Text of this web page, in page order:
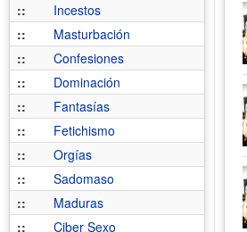
::
Incestos
::
Masturbación
::
Confesiones
::
Dominación
::
Fantasías
::
Fetichismo
::
Orgías
::
Sadomaso
::
Maduras
::
Ciber Sexo